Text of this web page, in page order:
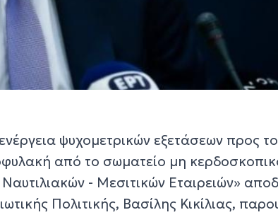
ψυχομετρικών εξετάσεων προς το
από τo σωματείο μη
- Μεσιτικών Εταιρειών»
Πολιτικής, Βασίλης Κικίλιας,